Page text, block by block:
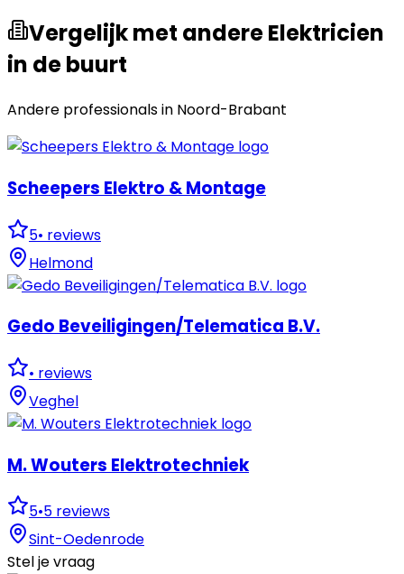
Vergelijk met andere Elektricien
in de buurt
Andere professionals in Noord-Brabant
Scheepers Elektro & Montage
5• reviews
Helmond
Gedo Beveiligingen/Telematica B.V.
• reviews
Veghel
M. Wouters Elektrotechniek
5•5 reviews
Sint-Oedenrode
Stel je vraag